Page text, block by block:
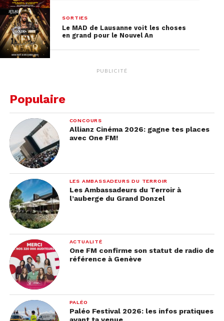
Quand ?du 28 au 31 octobre 2023
Où ?plusieurs lieux à Genève
Le Salon du Design : pour
les amoureux de l’art et de
l’esthétique
Si tu aimes le design, ne manque pas le
Designqui aura lieu ce weekenddu 28 et 29
octobre. Cet événement, c’est la toute première
SORTIES
Le MAD de Lausanne voit les choses
en grand pour le Nouvel An
PUBLICITÉ
Populaire
CONCOURS
Allianz Cinéma 2026: gagne tes places
avec One FM!
LES AMBASSADEURS DU TERROIR
Les Ambassadeurs du Terroir à
l’auberge du Grand Donzel
ACTUALITÉ
One FM confirme son statut de radio de
référence à Genève
PALÉO
Paléo Festival 2026: les infos pratiques
avant ta venue